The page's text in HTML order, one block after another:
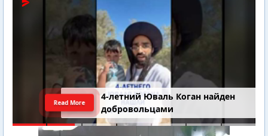
4-летний Юваль Коган найден
добровольцами
Read More